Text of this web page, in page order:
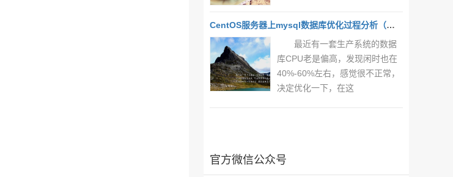
CentOS服务器上mysql数据库优化过程分析（一）
最近有一套生产系统的数据
库CPU老是偏高，发现闲时也在
40%-60%左右，感觉很不正常，
决定优化一下，在这
官方微信公众号